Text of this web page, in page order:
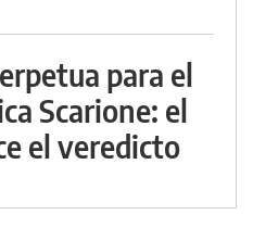
para el
Scarione: el
el veredicto